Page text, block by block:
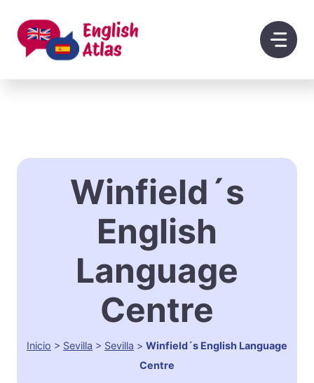
contenido
Winfield´s
English
Language
Centre
Inicio > Sevilla > Sevilla > Winfield´s English Language
Centre